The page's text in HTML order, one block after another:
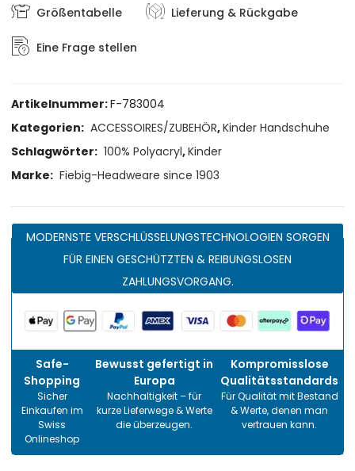
Größentabelle Lieferung & Rückgabe
Eine Frage stellen
Artikelnummer:F-783004
Kategorien: ACCESSOIRES/ZUBEHÖR,Kinder Handschuhe
Schlagwörter: 100% Polyacryl,Kinder
Marke: Fiebig-Headweare since 1903
MODERNSTE VERSCHLÜSSELUNGSTECHNOLOGIEN SORGEN
FÜR EINEN GESCHÜTZTEN & REIBUNGSLOSEN
ZAHLUNGSVORGANG.
Safe-
Shopping
Sicher
Einkaufen im
Swiss
Onlineshop
Bewusst gefertigt in
Europa
Nachhaltigkeit – für
kurze Lieferwege & Werte
die überzeugen.
Kompromisslose
Qualitätsstandards
Für Qualität mit Bestand
& Werte, denen man
vertrauen kann.